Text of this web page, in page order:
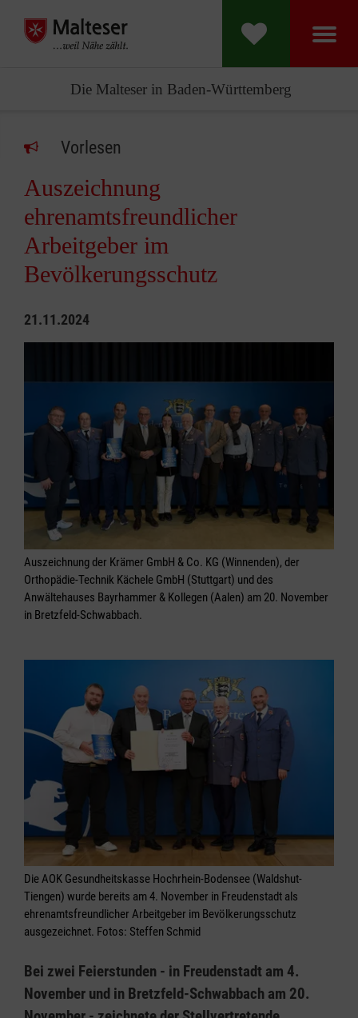
Die Malteser in Baden-Württemberg
Vorlesen
Auszeichnung
ehrenamtsfreundlicher
Arbeitgeber im
Bevölkerungsschutz
21.11.2024
Auszeichnung der Krämer GmbH & Co. KG (Winnenden), der
Orthopädie-Technik Kächele GmbH (Stuttgart) und des
Anwältehauses Bayrhammer & Kollegen (Aalen) am 20. November
in Bretzfeld-Schwabbach.
Die AOK Gesundheitskasse Hochrhein-Bodensee (Waldshut-
Tiengen) wurde bereits am 4. November in Freudenstadt als
ehrenamtsfreundlicher Arbeitgeber im Bevölkerungsschutz
ausgezeichnet. Fotos: Steffen Schmid
Bei zwei Feierstunden - in Freudenstadt am 4.
November und in Bretzfeld-Schwabbach am 20.